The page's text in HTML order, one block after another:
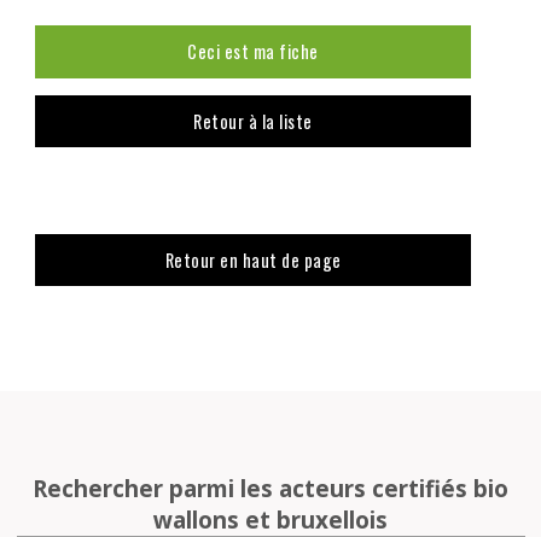
Ceci est ma fiche
Retour à la liste
Retour en haut de page
Rechercher parmi les acteurs certifiés bio
wallons et bruxellois